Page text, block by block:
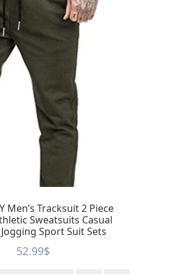
Men’s Tracksuit 2 Piece
Sweatsuits Casual
Sport Suit Sets
52.99$